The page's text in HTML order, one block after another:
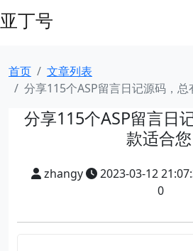
亚丁号
首页
文章列表
分享115个ASP留言日记源码，总
分享115个ASP留言日
款适合您
zhangy 2023-03-12
0